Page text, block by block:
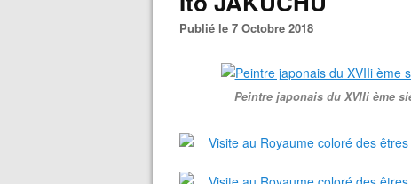
Publié le 7 Octobre 2018
Peintre japonais du XVIIi ème